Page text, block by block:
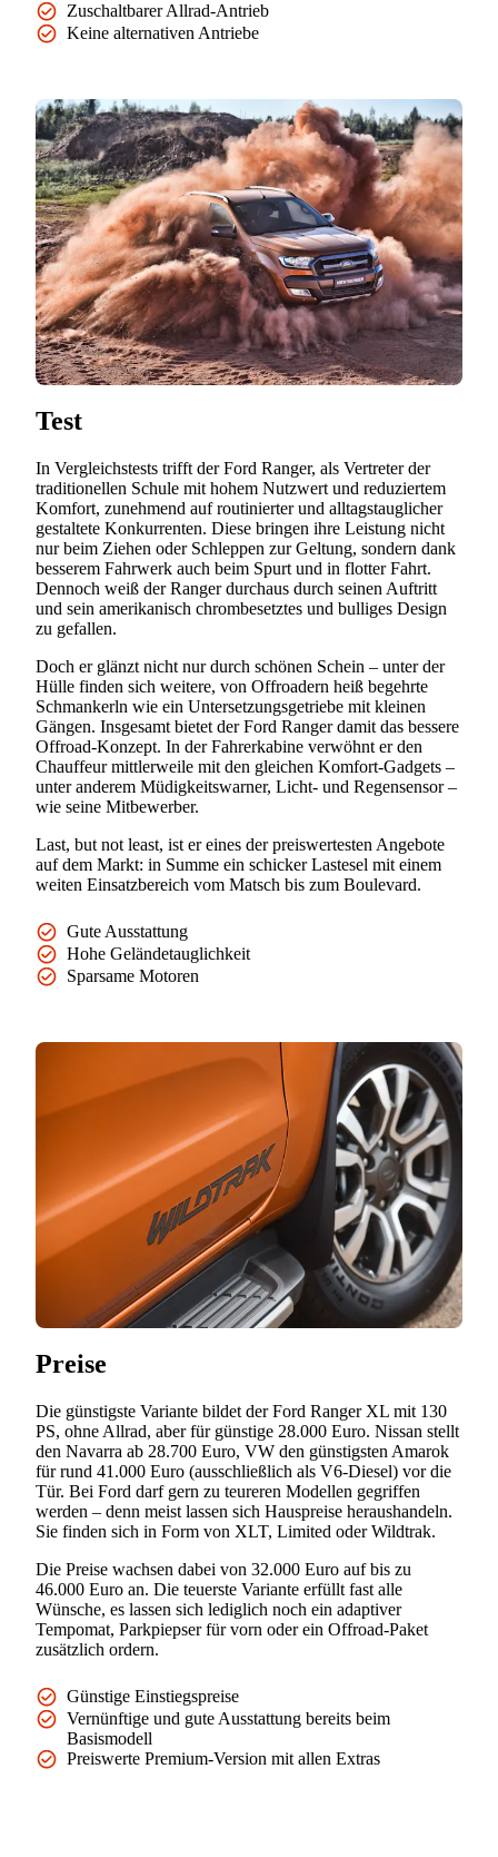
Zuschaltbarer Allrad-Antrieb
Keine alternativen Antriebe
Test
In Vergleichstests trifft der Ford Ranger, als Vertreter der
traditionellen Schule mit hohem Nutzwert und reduziertem
Komfort, zunehmend auf routinierter und alltagstauglicher
gestaltete Konkurrenten. Diese bringen ihre Leistung nicht
nur beim Ziehen oder Schleppen zur Geltung, sondern dank
besserem Fahrwerk auch beim Spurt und in flotter Fahrt.
Dennoch weiß der Ranger durchaus durch seinen Auftritt
und sein amerikanisch chrombesetztes und bulliges Design
zu gefallen.
Doch er glänzt nicht nur durch schönen Schein – unter der
Hülle finden sich weitere, von Offroadern heiß begehrte
Schmankerln wie ein Untersetzungsgetriebe mit kleinen
Gängen. Insgesamt bietet der Ford Ranger damit das bessere
Offroad-Konzept. In der Fahrerkabine verwöhnt er den
Chauffeur mittlerweile mit den gleichen Komfort-Gadgets –
unter anderem Müdigkeitswarner, Licht- und Regensensor –
wie seine Mitbewerber.
Last, but not least, ist er eines der preiswertesten Angebote
auf dem Markt: in Summe ein schicker Lastesel mit einem
weiten Einsatzbereich vom Matsch bis zum Boulevard.
Gute Ausstattung
Hohe Geländetauglichkeit
Sparsame Motoren
Preise
Die günstigste Variante bildet der Ford Ranger XL mit 130
PS, ohne Allrad, aber für günstige 28.000 Euro. Nissan stellt
den Navarra ab 28.700 Euro, VW den günstigsten Amarok
für rund 41.000 Euro (ausschließlich als V6-Diesel) vor die
Tür. Bei Ford darf gern zu teureren Modellen gegriffen
werden – denn meist lassen sich Hauspreise heraushandeln.
Sie finden sich in Form von XLT, Limited oder Wildtrak.
Die Preise wachsen dabei von 32.000 Euro auf bis zu
46.000 Euro an. Die teuerste Variante erfüllt fast alle
Wünsche, es lassen sich lediglich noch ein adaptiver
Tempomat, Parkpiepser für vorn oder ein Offroad-Paket
zusätzlich ordern.
Günstige Einstiegspreise
Vernünftige und gute Ausstattung bereits beim
Basismodell
Preiswerte Premium-Version mit allen Extras